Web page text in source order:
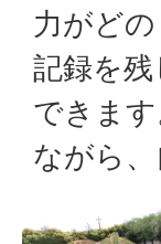
力がど
記録を
できま
ながら